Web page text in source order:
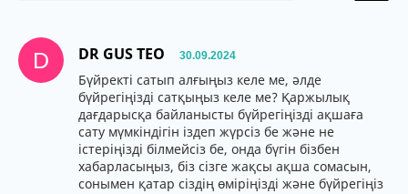
D DR GUS TEO 30.09.2024
Бүйректі сатып алғыңыз келе ме, әлде
бүйрегіңізді сатқыңыз келе ме? Қаржылық
дағдарысқа байланысты бүйрегіңізді ақшаға
сату мүмкіндігін іздеп жүрсіз бе және не
істеріңізді білмейсіз бе, онда бүгін бізбен
хабарласыңыз, біз сізге жақсы ақша сомасын,
сонымен қатар сіздің өміріңізді және бүйрегіңіз